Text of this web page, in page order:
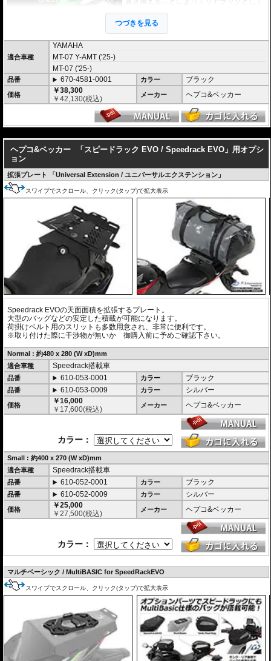
スーパースポーツ、スポーツバイクに荷物
の積載を可能にします。
荷物を固定するベルトなどを留める為のフ
ック受けも多数あり、街乗りからツーリン
オプションで下記を装着可能。荷物の積載
が容易になります。
大きなバッグを安定して積載可能にするU
niversal Extension(拡張プレート)
タイプが搭載可能
マルチベーシック / MultiBASIC for Speedrack / スピードラック EVO
すれば、ヘプコ&ベッカー タンク / リアバッグ 「Street」 / 「ROYSTER」が
搭載可能
※Speedrack EVOの標準推奨耐荷重は7.5kgです。但し、モデルによっては異
なる場合があります。この場合はマニュアルに記載がございますので、必ずご
つづきを見る
適合車種
YAMAHA
MT-07 Y-AMT ('25-)
MT-07 ('25-)
品番 670-4581-0001 カラー ブラック
価格
￥38,300
￥42,130(税込) メーカー ヘプコ&ベッカー
ヘプコ&ベッカー
「スピードラック EVO / Speedrack EVO」用オプシ
ョン
拡張プレート 「Universal Extension / ユニバーサルエクステンション」
スワイプでスクロール、クリック(タップ)で拡大表示
Speedrack EVOの天面面積を拡張するプレート。
大型のバッグなどの安定した積載が可能になります。
荷掛けベルト用のスリットも多数用意され、非常に便利です。
※取り付けた際に干渉物が無いか 御購入前に予めご確認下さい。
Normal : 約480 x 280 (W xD)mm
適合車種
Speedrack搭載車
品番 610-053-0001 カラー ブラック
品番 610-053-0009 カラー シルバー
価格
￥16,000
￥ 17,600(税込) メーカー ヘプコ&ベッカー
カラー：
Small : 約400 x 270 (W xD)mm
適合車種
Speedrack搭載車
品番 610-052-0001 カラー ブラック
品番 610-052-0009 カラー シルバー
価格
￥25,000
￥27,500(税込) メーカー ヘプコ&ベッカー
カラー：
マルチベーシック / MultiBASIC for SpeedRackEVO
スワイプでスクロール、クリック(タップ)で拡大表示